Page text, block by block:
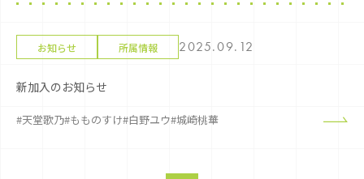
お知らせ 所属情報 2025.09.12
新加入のお知らせ
#天堂歌乃#もものすけ#白野ユウ#城崎桃華